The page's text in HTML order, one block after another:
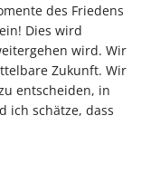
des Friedens
Dies wird
wird. Wir
Zukunft. Wir
entscheiden, in
ich schätze, dass